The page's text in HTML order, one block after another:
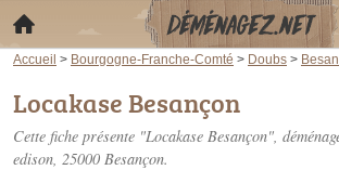
Accueil > Bourgogne-Franche-Comté > Doubs >
Locakase Besançon
Cette fiche présente "Locakase Besançon",
edison, 25000 Besançon.